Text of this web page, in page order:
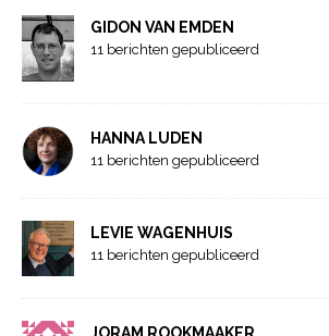
GIDON VAN EMDEN
11 berichten gepubliceerd
HANNA LUDEN
11 berichten gepubliceerd
LEVIE WAGENHUIS
11 berichten gepubliceerd